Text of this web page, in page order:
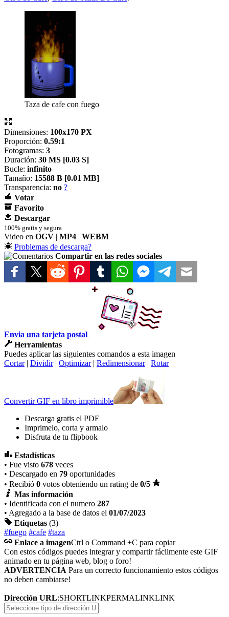
Taza de cafe con fuego
Dimensiones: 100x170 PX
Proporción: 0.59:1
Fotogramas: 3
Duración: 30 MS [0.03 S]
Bucle: infinito
Tamaño: 15588 B [0.01 MB]
Transparencia: no ?
Votar
Favorito
Descargar
100% gratis y segura
Video en OGV | MP4 | WEBM
Problemas de descarga?
Compartir en las redes sociales
Envia una tarjeta postal
Herramientas
Puedes aplicar las siguientes comandos a esta imagen
Cortar| Dividir| Optimizar| Redimensionar| Rotar
Convertir GIF en libro imprimible
Descarga gratis el PDF
Imprimelo, corta y armalo
Disfruta de tu flipbook
Estadísticas
• Fue visto 678 veces
• Descargado en 79 oportunidades
• Recibió 0 votos obteniendo un rating de 0/5
Mas información
• Identificada con el numero 287
• Agregado a la base de datos el 01/07/2023
Etiquetas (3)
#fuego #cafe #taza
Enlace a imagenCtrl o Command +C para copiar
Con estos códigos puedes integrar y compartir fácilmente este GIF
animado en tu página web, blog o foro!
ADVERTENCIA Para un correcto funcionamiento estos códigos
no deben cambiarse!
Dirección URL:SHORTLINKPERMALINKLINK